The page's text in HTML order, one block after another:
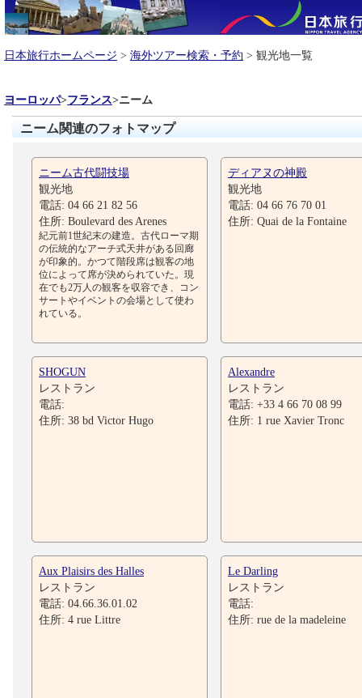
日本旅行ホームページ > 海外ツアー検索・予約 > 観光地一覧
ヨーロッパ>フランス>ニーム
ニーム関連のフォトマップ
ニーム古代闘技場
観光地
電話: 04 66 21 82 56
住所: Boulevard des Arenes
紀元前1世紀末の建造。古代ローマ期
の伝統的なアーチ式天井がある回廊
が印象的。かつて階段席は観客の地
位によって席が決められていた。現
在でも2万人の観客を収容でき、コン
サートやイベントの会場として使わ
れている。
ディアヌの神殿
観光地
電話: 04 66 76 70 01
住所: Quai de la Fontaine
SHOGUN
レストラン
電話:
住所: 38 bd Victor Hugo
Alexandre
レストラン
電話: +33 4 66 70 08 99
住所: 1 rue Xavier Tronc
Aux Plaisirs des Halles
レストラン
電話: 04.66.36.01.02
住所: 4 rue Littre
Le Darling
レストラン
電話:
住所: rue de la madeleine